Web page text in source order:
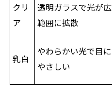
クリ
ア
透明ガラスで光が広
範囲に拡散
乳白
やわらかい光で目に
やさしい